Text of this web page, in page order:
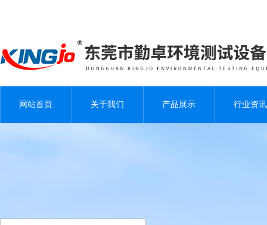
网站首页 关于我们 产品展示 行业资讯